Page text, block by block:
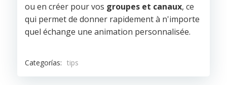
ou en créer pour vos groupes et canaux, ce
qui permet de donner rapidement à n'importe
quel échange une animation personnalisée.
Categorías: tips